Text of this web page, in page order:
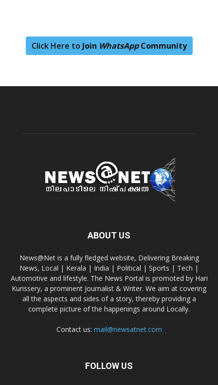
Click Here to Join WhatsAppCommunity
ABOUT US
News@Net is a fully fledged website, Delivering Breaking
News, Local | Kerala | India | Political | Sports | Tech |
Automotive and lifestyle. The News Portal is promoted by Hari
Kurissery, a prominent Journalist & Writer. We aim at covering
all the aspects and sides of a story, thereby providing a
complete picture of the happenings around Locally.
Contact us: mail@newsatnet.com
FOLLOW US